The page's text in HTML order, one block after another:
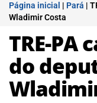
Página inicial | Pará |
Wladimir Costa
TRE-PA
do